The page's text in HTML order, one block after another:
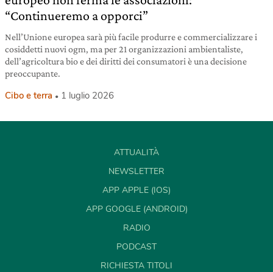
“Continueremo a opporci”
Nell’Unione europea sarà più facile produrre e commercializzare i
cosiddetti nuovi ogm, ma per 21 organizzazioni ambientaliste,
dell’agricoltura bio e dei diritti dei consumatori è una decisione
preoccupante.
Cibo e terra 1 luglio 2026
ATTUALITÀ
NEWSLETTER
APP APPLE (IOS)
APP GOOGLE (ANDROID)
RADIO
PODCAST
RICHIESTA TITOLI